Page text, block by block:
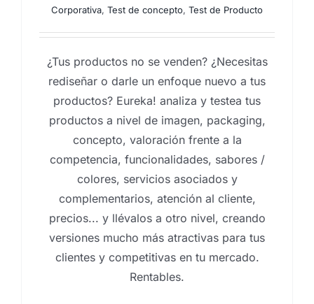
Corporativa, Test de concepto, Test de Producto
¿Tus productos no se venden? ¿Necesitas
rediseñar o darle un enfoque nuevo a tus
productos? Eureka! analiza y testea tus
productos a nivel de imagen, packaging,
concepto, valoración frente a la
competencia, funcionalidades, sabores /
colores, servicios asociados y
complementarios, atención al cliente,
precios... y llévalos a otro nivel, creando
versiones mucho más atractivas para tus
clientes y competitivas en tu mercado.
Rentables.